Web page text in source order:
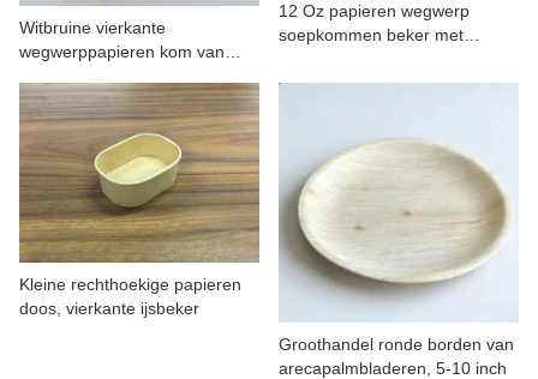
Witbruine vierkante
wegwerppapieren kom van
12 Oz papieren wegwerp
soepkommen beker met
Kleine rechthoekige papieren
doos, vierkante ijsbeker
Groothandel ronde borden van
arecapalmbladeren, 5-10 inch